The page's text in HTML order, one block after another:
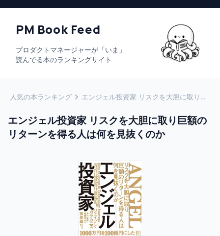
PM Book Feed
プロダクトマネージャーが「いま」
読んでる本のランキングサイト
人気の本ランキング エンジェル投資家 リスクを大胆に取り巨額のリターンを得る人は何を見抜くのか
エンジェル投資家 リスクを大胆に取り巨額の
リターンを得る人は何を見抜くのか